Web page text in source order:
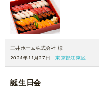
三井ホーム株式会社 様
2024年11月27日
東京都江東区
誕生日会